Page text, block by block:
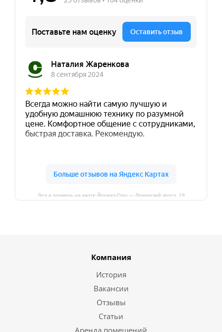
Лед и пламень на карте Йошкар‑Олы — Ленинский просп.,19
Компания
История
Вакансии
Отзывы
Статьи
Аренда помещений